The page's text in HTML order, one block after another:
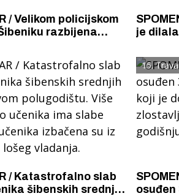
/ Velikom policijskom
razbijena
patvorenog vina i
zaslađivača.
je
rade
/ Katastrofalno slab
šibenskih srednjih
15.